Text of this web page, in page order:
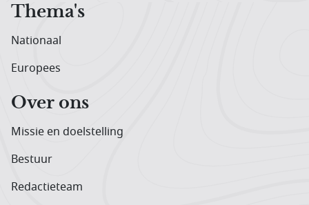
Thema's
Nationaal
Europees
Over ons
Missie en doelstelling
Bestuur
Redactieteam